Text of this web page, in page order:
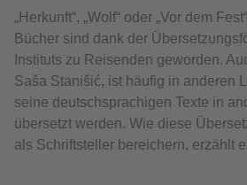
„Herkunft“, „Wolf“ oder „Vor dem
Bücher sind dank der
Instituts zu Reisenden geworden.
Saša Stanišić, ist häufig in anderen
seine deutschsprachigen Texte in
übersetzt werden. Wie diese
als Schriftsteller bereichern, erzählt